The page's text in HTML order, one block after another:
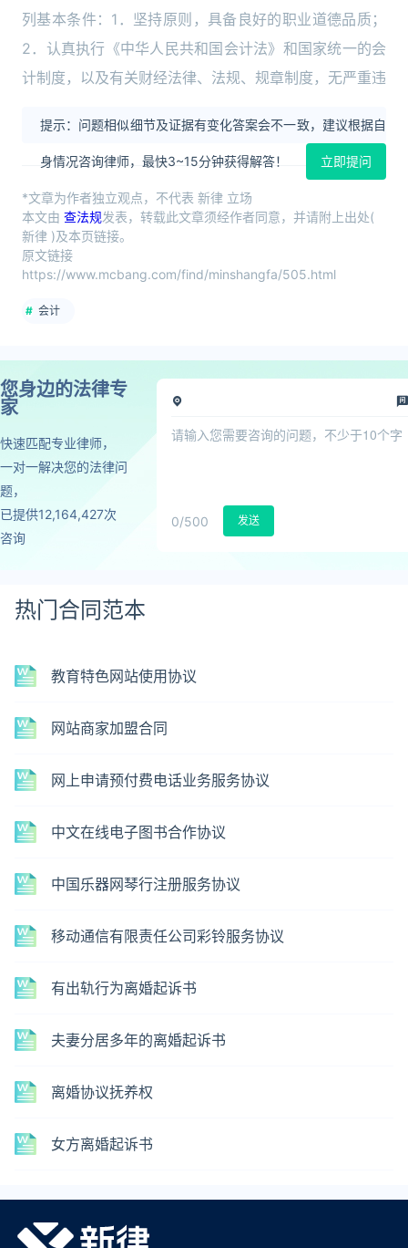
列基本条件：1．坚持原则，具备良好的职业道德品质；
2．认真执行《中华人民共和国会计法》和国家统一的会
计制度，以及有关财经法律、法规、规章制度，无严重违
提示：问题相似细节及证据有变化答案会不一致，建议根据自
身情况咨询律师，最快3~15分钟获得解答！ 立即提问
*文章为作者独立观点，不代表 新律 立场
本文由 查法规发表，转载此文章须经作者同意，并请附上出处(
新律 )及本页链接。
原文链接
https://www.mcbang.com/find/minshangfa/505.html
会计
您身边的法律专
家
快速匹配专业律师，
一对一解决您的法律问
题，
已提供12,164,427次
咨询
0/500 发送
热门合同范本
教育特色网站使用协议
网站商家加盟合同
网上申请预付费电话业务服务协议
中文在线电子图书合作协议
中国乐器网琴行注册服务协议
移动通信有限责任公司彩铃服务协议
有出轨行为离婚起诉书
夫妻分居多年的离婚起诉书
离婚协议抚养权
女方离婚起诉书